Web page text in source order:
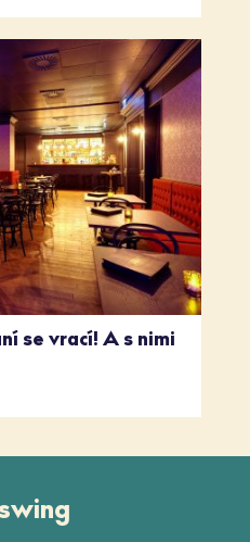
se vrací! A s nimi